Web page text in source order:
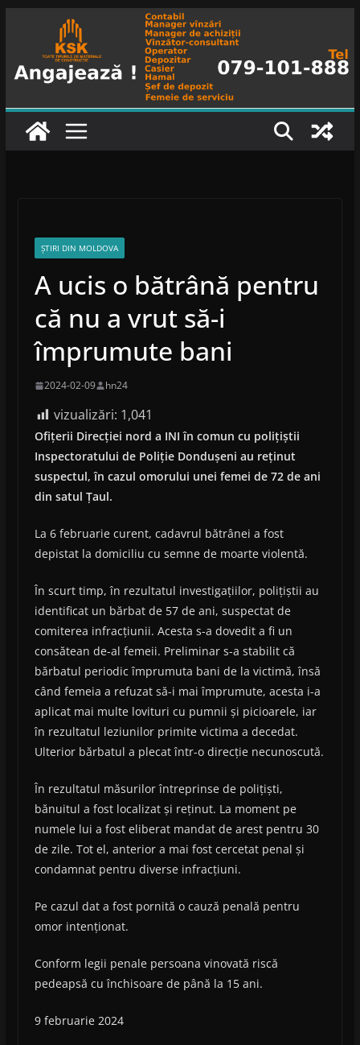
content
ȘTIRI DIN MOLDOVA
A ucis o bătrână pentru
că nu a vrut să-i
împrumute bani
2024-02-09 hn24
vizualizări: 1,041
Ofițerii Direcției nord a INI în comun cu polițiștii
Inspectoratului de Poliție Dondușeni au reținut
suspectul, în cazul omorului unei femei de 72 de ani
din satul Țaul.
La 6 februarie curent, cadavrul bătrânei a fost
depistat la domiciliu cu semne de moarte violentă.
În scurt timp, în rezultatul investigațiilor, polițiștii au
identificat un bărbat de 57 de ani, suspectat de
comiterea infracțiunii. Acesta s-a dovedit a fi un
consătean de-al femeii. Preliminar s-a stabilit că
bărbatul periodic împrumuta bani de la victimă, însă
când femeia a refuzat să-i mai împrumute, acesta i-a
aplicat mai multe lovituri cu pumnii și picioarele, iar
în rezultatul leziunilor primite victima a decedat.
Ulterior bărbatul a plecat într-o direcție necunoscută.
În rezultatul măsurilor întreprinse de polițiști,
bănuitul a fost localizat și reținut. La moment pe
numele lui a fost eliberat mandat de arest pentru 30
de zile. Tot el, anterior a mai fost cercetat penal și
condamnat pentru diverse infracțiuni.
Pe cazul dat a fost pornită o cauză penală pentru
omor intenționat.
Conform legii penale persoana vinovată riscă
pedeapsă cu închisoare de până la 15 ani.
9 februarie 2024